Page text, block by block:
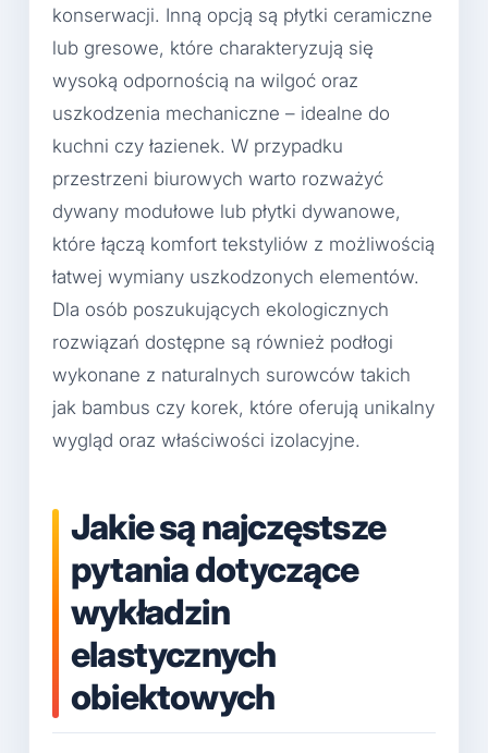
konserwacji. Inną opcją są płytki ceramiczne
lub gresowe, które charakteryzują się
wysoką odpornością na wilgoć oraz
uszkodzenia mechaniczne – idealne do
kuchni czy łazienek. W przypadku
przestrzeni biurowych warto rozważyć
dywany modułowe lub płytki dywanowe,
które łączą komfort tekstyliów z możliwością
łatwej wymiany uszkodzonych elementów.
Dla osób poszukujących ekologicznych
rozwiązań dostępne są również podłogi
wykonane z naturalnych surowców takich
jak bambus czy korek, które oferują unikalny
wygląd oraz właściwości izolacyjne.
Jakie są najczęstsze
pytania dotyczące
wykładzin
elastycznych
obiektowych